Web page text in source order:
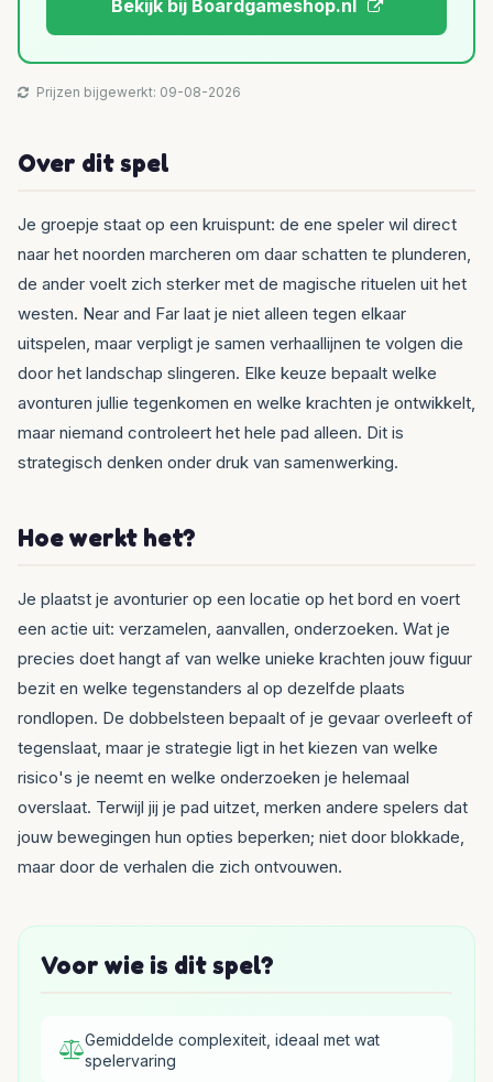
Bekijk bij Boardgameshop.nl
Prijzen bijgewerkt: 09-08-2026
Over dit spel
Je groepje staat op een kruispunt: de ene speler wil direct
naar het noorden marcheren om daar schatten te plunderen,
de ander voelt zich sterker met de magische rituelen uit het
westen. Near and Far laat je niet alleen tegen elkaar
uitspelen, maar verpligt je samen verhaallijnen te volgen die
door het landschap slingeren. Elke keuze bepaalt welke
avonturen jullie tegenkomen en welke krachten je ontwikkelt,
maar niemand controleert het hele pad alleen. Dit is
strategisch denken onder druk van samenwerking.
Hoe werkt het?
Je plaatst je avonturier op een locatie op het bord en voert
een actie uit: verzamelen, aanvallen, onderzoeken. Wat je
precies doet hangt af van welke unieke krachten jouw figuur
bezit en welke tegenstanders al op dezelfde plaats
rondlopen. De dobbelsteen bepaalt of je gevaar overleeft of
tegenslaat, maar je strategie ligt in het kiezen van welke
risico's je neemt en welke onderzoeken je helemaal
overslaat. Terwijl jij je pad uitzet, merken andere spelers dat
jouw bewegingen hun opties beperken; niet door blokkade,
maar door de verhalen die zich ontvouwen.
Voor wie is dit spel?
Gemiddelde complexiteit, ideaal met wat
spelervaring